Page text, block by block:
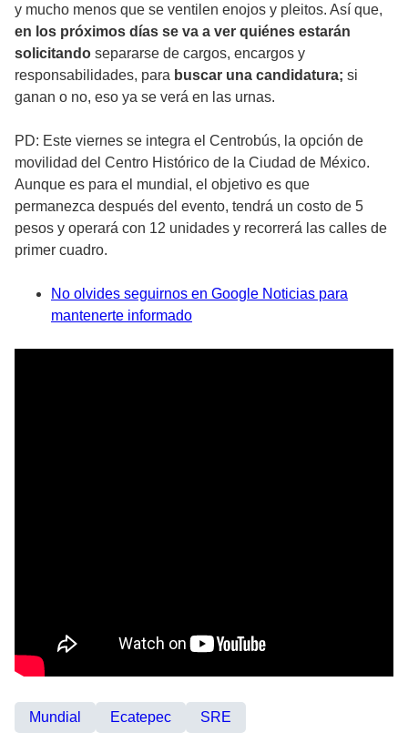
y mucho menos que se ventilen enojos y pleitos. Así que,
en los próximos días se va a ver quiénes estarán
solicitando separarse de cargos, encargos y
responsabilidades, para buscar una candidatura; si
ganan o no, eso ya se verá en las urnas.
PD: Este viernes se integra el Centrobús, la opción de
movilidad del Centro Histórico de la Ciudad de México.
Aunque es para el mundial, el objetivo es que
permanezca después del evento, tendrá un costo de 5
pesos y operará con 12 unidades y recorrerá las calles de
primer cuadro.
No olvides seguirnos en Google Noticias para
mantenerte informado
Mundial Ecatepec SRE